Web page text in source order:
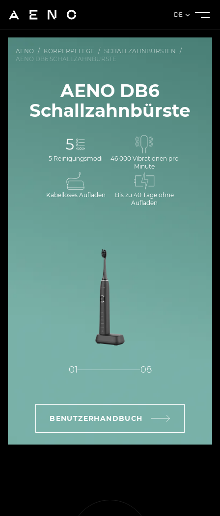
DE
AENO / KÖRPERPFLEGE / SCHALLZAHNBÜRSTEN /
AENO DB6 SCHALLZAHNBÜRSTE
AENO DB6
Schallzahnbürste
5 Reinigungsmodi
46 000 Vibrationen pro
Minute
Kabelloses Aufladen
Bis zu 40 Tage ohne
Aufladen
01 08
BENUTZERHANDBUCH